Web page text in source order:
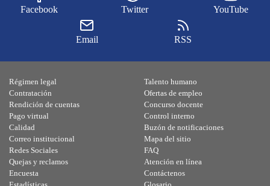
Facebook Twitter YouTube
Email RSS
Régimen legal
Contratación
Rendición de cuentas
Pago virtual
Calidad
Talento humano
Ofertas de empleo
Concurso docente
Control interno
Buzón de notificaciones
Correo institucional
Redes Sociales
Quejas y reclamos
Encuesta
Mapa del sitio
FAQ
Atención en línea
Contáctenos